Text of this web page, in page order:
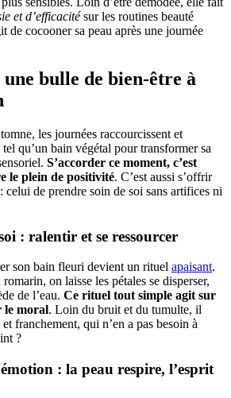
et d’efficacitésur les routines beauté
de cocooner sa peau après une journée
une bulle de bien-être à
les journées raccourcissent et
qu’un bain végétal pour transformer sa
S’accorder ce moment, c’est
le plein de positivité. C’est aussi s’offrir
celui de prendre soin de soi sans artifices ni
: ralentir et se ressourcer
son bain fleuri devient un rituel apaisant.
on laisse les pétales se disperser,
de l’eau. Ce rituel tout simple agit sur
le moral. Loin du bruit et du tumulte, il
et franchement, qui n’en a pas besoin à
?
: la peau respire, l’esprit